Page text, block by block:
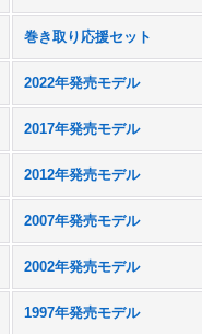
巻き取り応援セット
2022年発売モデル
2017年発売モデル
2012年発売モデル
2007年発売モデル
2002年発売モデル
1997年発売モデル